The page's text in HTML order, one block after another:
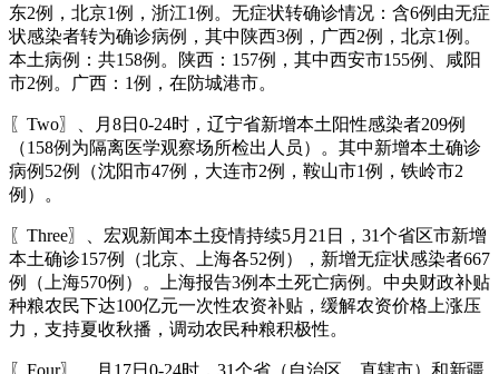
东2例，北京1例，浙江1例。无症状转确诊情况：含6例由无症
状感染者转为确诊病例，其中陕西3例，广西2例，北京1例。
本土病例：共158例。陕西：157例，其中西安市155例、咸阳
市2例。广西：1例，在防城港市。
〖Two〗、月8日0-24时，辽宁省新增本土阳性感染者209例
（158例为隔离医学观察场所检出人员）。其中新增本土确诊
病例52例（沈阳市47例，大连市2例，鞍山市1例，铁岭市2
例）。
〖Three〗、宏观新闻本土疫情持续5月21日，31个省区市新增
本土确诊157例（北京、上海各52例），新增无症状感染者667
例（上海570例）。上海报告3例本土死亡病例。中央财政补贴
种粮农民下达100亿元一次性农资补贴，缓解农资价格上涨压
力，支持夏收秋播，调动农民种粮积极性。
〖Four〗、月17日0-24时，31个省（自治区、直辖市）和新疆